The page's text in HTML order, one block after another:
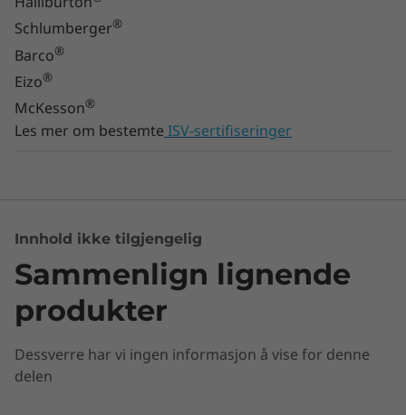
Schlumberger®
Barco®
Eizo®
McKesson®
Les mer om bestemte ISV-sertifiseringer
Innhold ikke tilgjengelig
Sammenlign lignende
produkter
Dessverre har vi ingen informasjon å vise for denne
delen